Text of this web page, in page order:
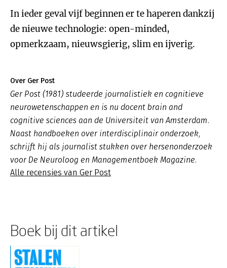
In ieder geval vijf beginnen er te haperen dankzij
de nieuwe technologie: open-minded,
opmerkzaam, nieuwsgierig, slim en ijverig.
Over Ger Post
Ger Post (1981) studeerde journalistiek en cognitieve
neurowetenschappen en is nu docent brain and
cognitive sciences aan de Universiteit van Amsterdam.
Naast handboeken over interdisciplinair onderzoek,
schrijft hij als journalist stukken over hersenonderzoek
voor De Neuroloog en Managementboek Magazine.
Alle recensies van Ger Post
Boek bij dit artikel